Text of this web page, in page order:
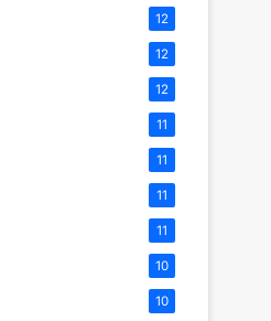
12
12
12
11
11
11
11
10
10